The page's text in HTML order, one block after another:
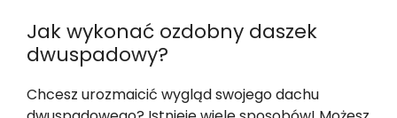
Jak wykonać ozdobny daszek
dwuspadowy?
Chcesz urozmaicić wygląd swojego dachu